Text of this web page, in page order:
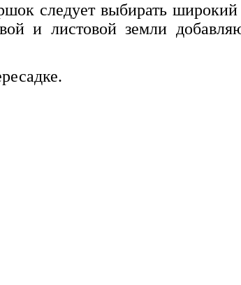
следует выбирать
и листовой земли